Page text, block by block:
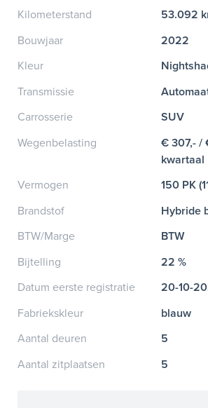
Kilometerstand
53.092
Bouwjaar
2022
Kleur
Transmissie
Carrosserie
SUV
Wegenbelasting
€ 307,- /
kwartaal
Vermogen
150 PK
Brandstof
Hybride
BTW/Marge
BTW
Bijtelling
22 %
Datum eerste registratie
20-10-
Fabriekskleur
blauw
Aantal deuren
5
Aantal zitplaatsen
5